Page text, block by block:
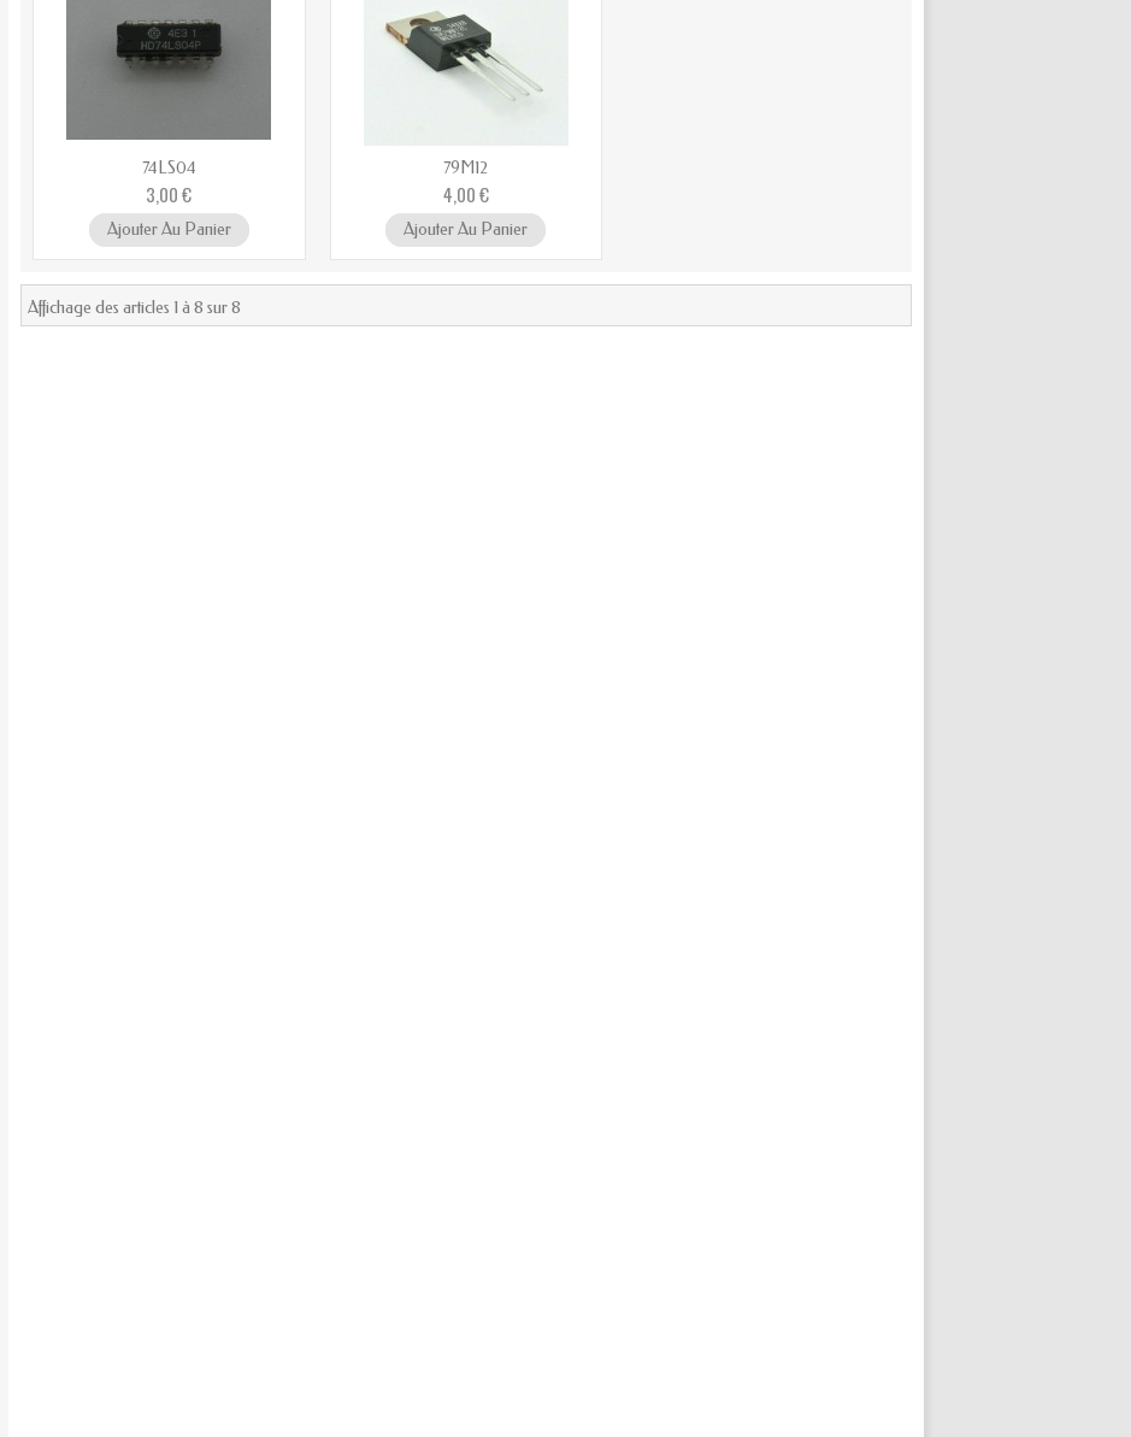
74LS04
3,00 €
Ajouter Au Panier
79M12
4,00 €
Ajouter Au Panier
Affichage des articles 1 à 8 sur 8